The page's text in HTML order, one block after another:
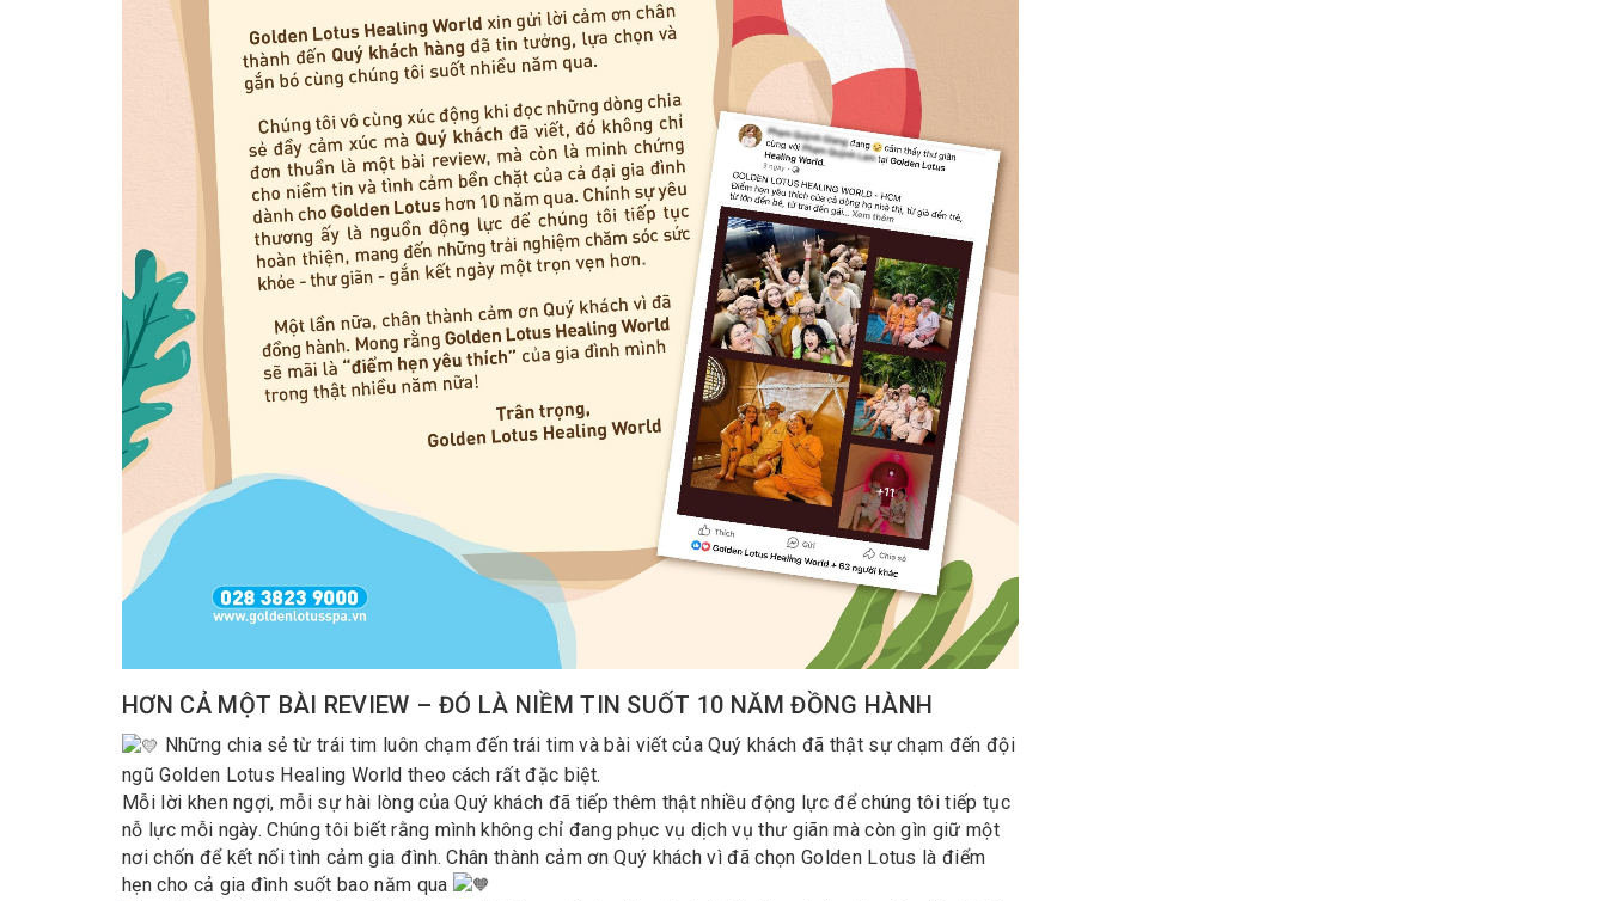
HƠN CẢ MỘT BÀI REVIEW – ĐÓ LÀ NIỀM TIN SUỐT 10 NĂM ĐỒNG HÀNH
Những chia sẻ từ trái tim luôn chạm đến trái tim và bài viết của Quý khách đã thật sự chạm đến đội
ngũ Golden Lotus Healing World theo cách rất đặc biệt.
Mỗi lời khen ngợi, mỗi sự hài lòng của Quý khách đã tiếp thêm thật nhiều động lực để chúng tôi tiếp tục
nỗ lực mỗi ngày. Chúng tôi biết rằng mình không chỉ đang phục vụ dịch vụ thư giãn mà còn gìn giữ một
nơi chốn để kết nối tình cảm gia đình. Chân thành cảm ơn Quý khách vì đã chọn Golden Lotus là điểm
hẹn cho cả gia đình suốt bao năm qua